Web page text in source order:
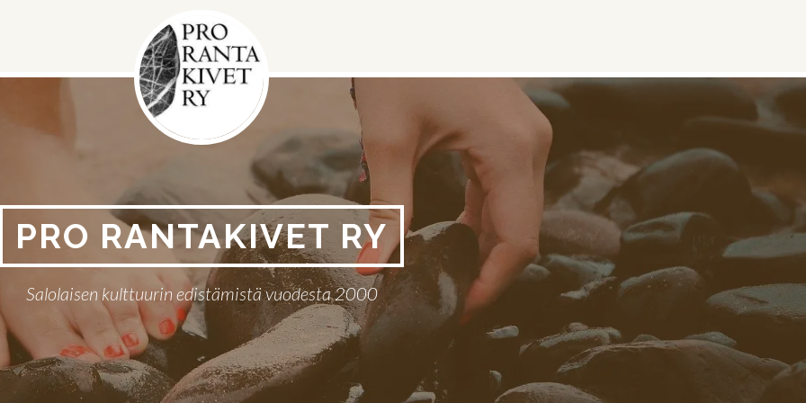
PRO RANTAKIVET RY
Salolaisen kulttuurin edistämistä vuodesta 2000